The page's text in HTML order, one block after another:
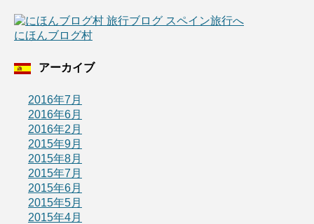
にほんブログ村
アーカイブ
2016年7月
2016年6月
2016年2月
2015年9月
2015年8月
2015年7月
2015年6月
2015年5月
2015年4月